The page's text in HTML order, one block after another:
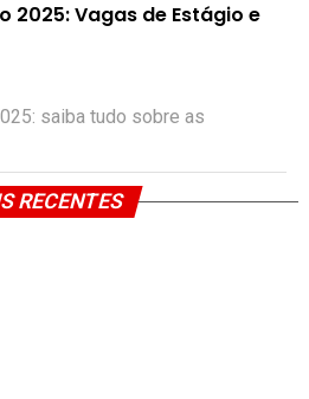
2025: Vagas de Estágio e
saiba tudo sobre as
RECENTES